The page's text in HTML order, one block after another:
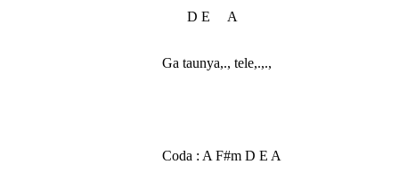
D E     A
Ga taunya,., tele,.,.,
Coda : A F#m D E A